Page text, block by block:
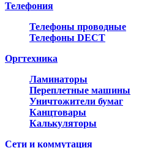
Телефония
Телефоны проводные
Телефоны DECT
Оргтехника
Ламинаторы
Переплетные машины
Уничтожители бумаг
Канцтовары
Калькуляторы
Сети и коммутация